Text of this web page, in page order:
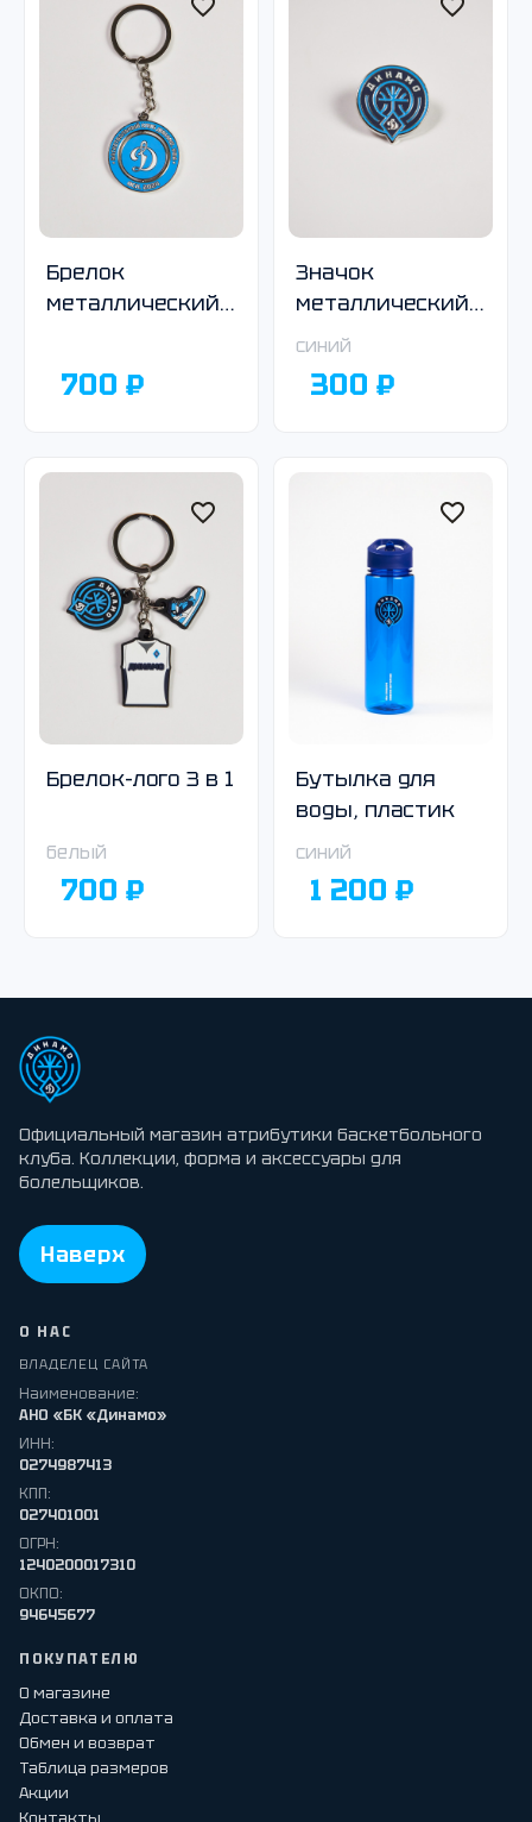
Брелок
металлический,
700 ₽
Значок
металлический,
круглый,синий
синий
300 ₽
Брелок-лого 3 в 1
белый
700 ₽
Бутылка для
воды, пластик
синий
1 200 ₽
Официальный магазин атрибутики баскетбольного
клуба. Коллекции, форма и аксессуары для
болельщиков.
Наверх
О НАС
ВЛАДЕЛЕЦ САЙТА
Наименование:
АНО «БК «Динамо»
ИНН:
0274987413
КПП:
027401001
ОГРН:
1240200017310
ОКПО:
94645677
ПОКУПАТЕЛЮ
О магазине
Доставка и оплата
Обмен и возврат
Таблица размеров
Акции